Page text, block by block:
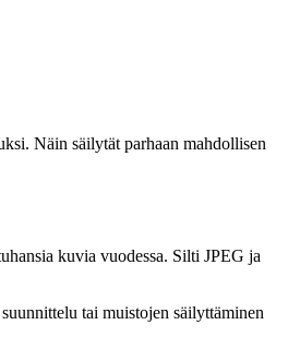
Näin säilytät parhaan mahdollisen
kuvia vuodessa. Silti JPEG ja
tai muistojen säilyttäminen